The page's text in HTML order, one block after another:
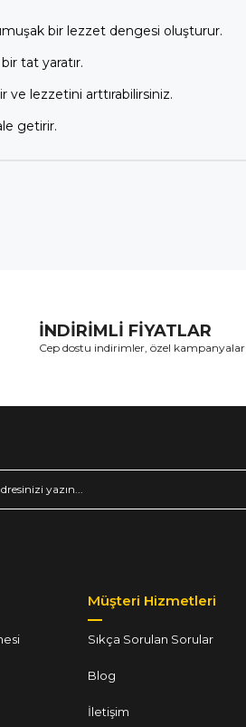
bir lezzet dengesi oluşturur.
tat yaratır.
ve lezzetini arttırabilirsiniz.
getirir.
İNDİRİMLİ FİYATLAR
Cep dostu indirimler, özel kampanyalar
Müşteri Hizmetleri
Sıkça Sorulan Sorular
Blog
İletişim